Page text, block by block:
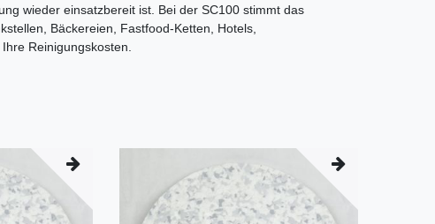
wieder einsatzbereit ist. Bei der SC100 stimmt das
Bäckereien, Fastfood-Ketten, Hotels,
Reinigungskosten.